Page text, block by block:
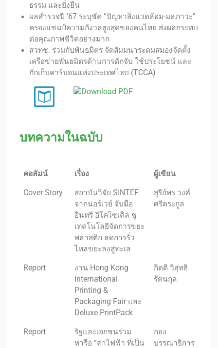
ธรรม และยั่งยืน
ผลสำรวจปี ’67 ระบุชัด “ปัญหาสิ่งแวดล้อม-มลภาวะ”
ครองแชมป์ความกังวลสูงสุดของคนไทย ส่งผลกระทบ
ต่อคุณภาพชีวิตอย่างมาก
สวทช. ร่วมกับพันธมิตร จัดสัมมนาระดมสมองจัดตั้ง
เครือข่ายพันธมิตรด้านการดักจับ ใช้ประโยชน์ และ
กักเก็บคาร์บอนแห่งประเทศไทย (TCCA)
บทความในฉบับ
คอลัมน์ เรื่อง ผู้เขียน
Cover Story
สถาบันวิจัย SINTEF
จากนอร์เวย์ จับมือ
อินทรี อีโคไซเคิล ชู
เทคโนโลยีจัดการขยะ
พลาสติก ลดการรั่ว
ไหลขยะลงสู่ทะเล
สุรีย์พร วงศ์
ศรีตระกูล
Report
งาน Hong Kong
International
Printing &
Packaging Fair และ
Deluxe PrintPack
กิตติ วิสุทธิ
รัตนกุล
Report
รัฐและเอกชนร่วม
หารือ “ค่าไฟฟ้า ที่เป็น
กอง
บรรณาธิการ